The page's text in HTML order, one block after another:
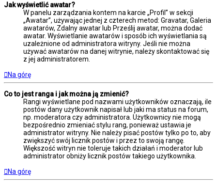
Jak wyświetlić awatar?
W panelu zarządzania kontem na karcie „Profil” w sekcji
„Awatar”, używając jednej z czterech metod: Gravatar, Galeria
awatarów, Zdalny awatar lub Prześlij awatar, można dodać
awatar. Wyświetlanie awatarów i sposób ich wyświetlania są
uzależnione od administratora witryny. Jeśli nie można
używać awatarów na danej witrynie, należy skontaktować się
z jej administratorem.
Na górę
Co to jest ranga i jak można ją zmienić?
Rangi wyświetlane pod nazwami użytkowników oznaczają, ile
postów dany użytkownik napisał lub jaki ma status na forum,
np. moderatora czy administratora. Użytkownicy nie mogą
bezpośrednio zmieniać stylu rang, ponieważ ustawia je
administrator witryny. Nie należy pisać postów tylko po to, aby
zwiększyć swój licznik postów i przez to swoją rangę.
Większość witryn nie toleruje takich działań i moderator lub
administrator obniży licznik postów takiego użytkownika.
Na górę